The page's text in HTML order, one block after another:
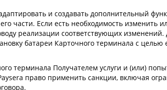
и создавать дополнительный
части. Если есть необходимость изменить
реализации соответствующих
батареи Карточного терминала с целью
терминала Получателем услуги и (или)
право применить санкции, включая